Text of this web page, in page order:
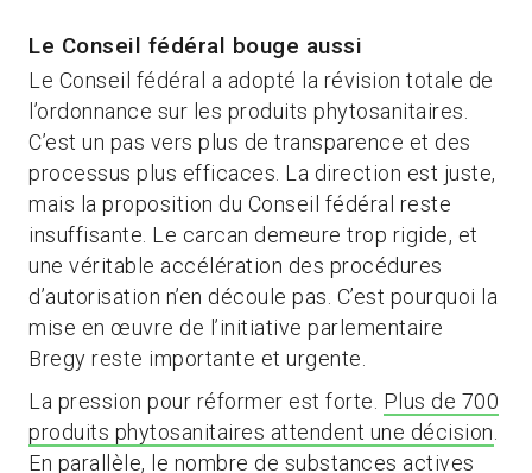
Le Conseil fédéral bouge aussi
Le Conseil fédéral a adopté la révision totale de
l’ordonnance sur les produits phytosanitaires.
C’est un pas vers plus de transparence et des
processus plus efficaces. La direction est juste,
mais la proposition du Conseil fédéral reste
insuffisante. Le carcan demeure trop rigide, et
une véritable accélération des procédures
d’autorisation n’en découle pas. C’est pourquoi la
mise en œuvre de l’initiative parlementaire
Bregy reste importante et urgente.
La pression pour réformer est forte. Plus de 700
produits phytosanitaires attendent une décision
En parallèle, le nombre de substances actives